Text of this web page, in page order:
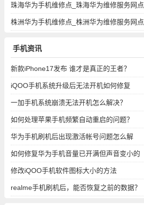
网点地址查询
珠海华为手机维修点_珠海华为维修服务网点
地址查询
株洲华为手机维修点_株洲华为维修服务网点
手机资讯
新款iPhone17发布 谁才是真正的王者？
iQOO手机系统升级后无法开机如何修复
一加手机系统崩溃无法开机怎么解决？
如何处理苹果手机频繁自动重启的问题？
华为手机刷机后出现激活帐号问题怎么解
决？
如何修复华为手机音量已开满但声音变小的
问题？
修改iQOO手机软件图标大小的方法
realme手机刷机后，能否恢复之前的数据？